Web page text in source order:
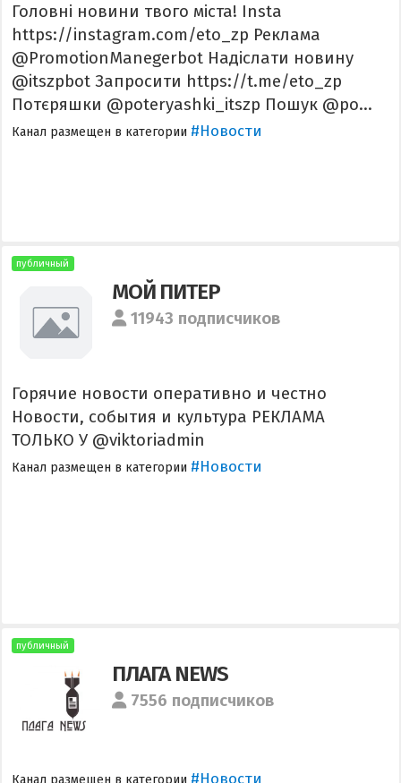
Головні новини твого міста! Insta
https://instagram.com/eto_zp Реклама
@PromotionManegerbot Надіслати новину
@itszpbot Запросити https://t.me/eto_zp
Потєряшки @poteryashki_itszp Пошук @po...
Канал размещен в категории #Новости
публичный
МОЙ ПИТЕР
11943 подписчиков
Горячие новости оперативно и честно
Новости, события и культура РЕКЛАМА
ТОЛЬКО У @viktoriadmin
Канал размещен в категории #Новости
публичный
ПЛАГА NEWS
7556 подписчиков
Канал размещен в категории #Новости